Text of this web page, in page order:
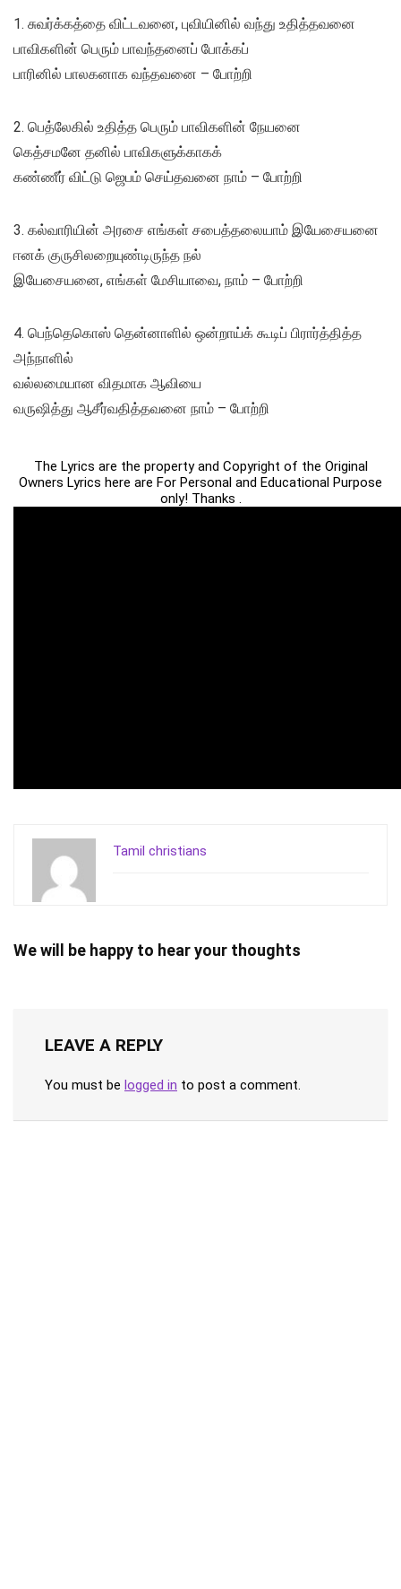
1. சுவர்க்கத்தை விட்டவனை, புவியினில் வந்து உதித்தவனை
பாவிகளின் பெரும் பாவந்தனைப் போக்கப்
பாரினில் பாலகனாக வந்தவனை – போற்றி
2. பெத்லேகில் உதித்த பெரும் பாவிகளின் நேயனை
கெத்சமனே தனில் பாவிகளுக்காகக்
கண்ணீர் விட்டு ஜெபம் செய்தவனை நாம் – போற்றி
3. கல்வாரியின் அரசை எங்கள் சபைத்தலையாம் இயேசையனை
ஈனக் குருசிலறையுண்டிருந்த நல்
இயேசையனை, எங்கள் மேசியாவை, நாம் – போற்றி
4. பெந்தெகொஸ் தென்னாளில் ஒன்றாய்க் கூடிப் பிரார்த்தித்த
அந்நாளில்
வல்லமையான விதமாக ஆவியை
வருஷித்து ஆசீர்வதித்தவனை நாம் – போற்றி
The Lyrics are the property and Copyright of the Original
Owners Lyrics here are For Personal and Educational Purpose
only! Thanks .
Tamil christians
We will be happy to hear your thoughts
LEAVE A REPLY
You must be logged in to post a comment.